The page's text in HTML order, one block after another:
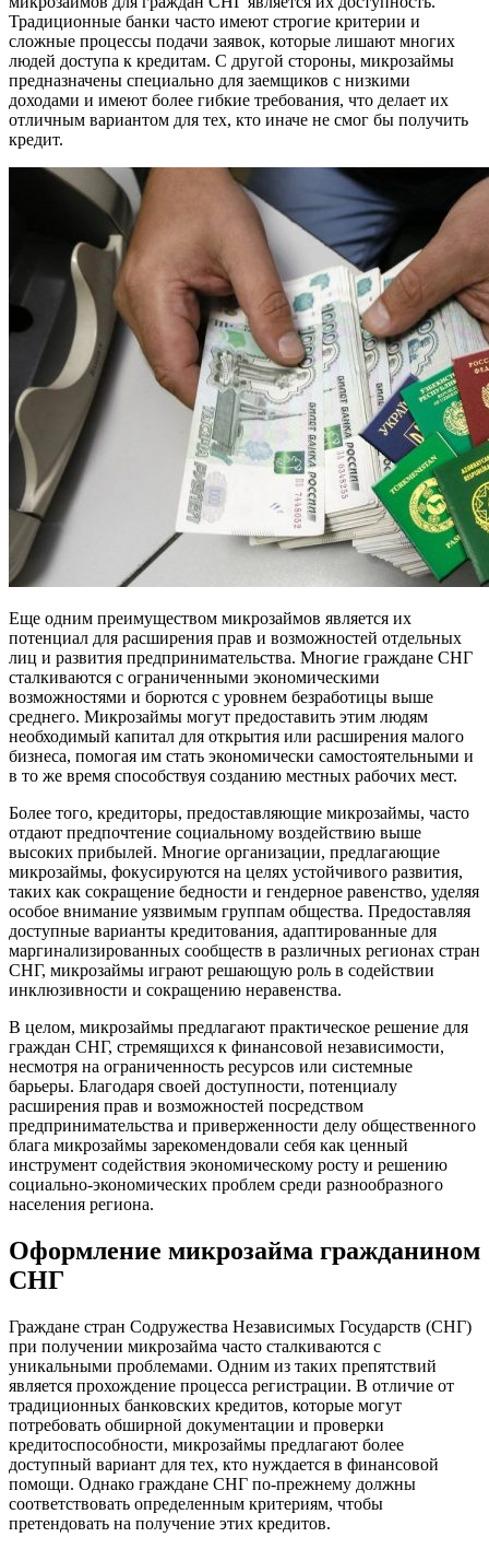
Традиционные банки часто имеют строгие критерии и
сложные процессы подачи заявок, которые лишают многих
людей доступа к кредитам. С другой стороны, микрозаймы
предназначены специально для заемщиков с низкими
доходами и имеют более гибкие требования, что делает их
отличным вариантом для тех, кто иначе не смог бы получить
кредит.
Еще одним преимуществом микрозаймов является их
потенциал для расширения прав и возможностей отдельных
лиц и развития предпринимательства. Многие граждане СНГ
сталкиваются с ограниченными экономическими
возможностями и борются с уровнем безработицы выше
среднего. Микрозаймы могут предоставить этим людям
необходимый капитал для открытия или расширения малого
бизнеса, помогая им стать экономически самостоятельными и
в то же время способствуя созданию местных рабочих мест.
Более того, кредиторы, предоставляющие микрозаймы, часто
отдают предпочтение социальному воздействию выше
высоких прибылей. Многие организации, предлагающие
микрозаймы, фокусируются на целях устойчивого развития,
таких как сокращение бедности и гендерное равенство, уделяя
особое внимание уязвимым группам общества. Предоставляя
доступные варианты кредитования, адаптированные для
маргинализированных сообществ в различных регионах стран
СНГ, микрозаймы играют решающую роль в содействии
инклюзивности и сокращению неравенства.
В целом, микрозаймы предлагают практическое решение для
граждан СНГ, стремящихся к финансовой независимости,
несмотря на ограниченность ресурсов или системные
барьеры. Благодаря своей доступности, потенциалу
расширения прав и возможностей посредством
предпринимательства и приверженности делу общественного
блага микрозаймы зарекомендовали себя как ценный
инструмент содействия экономическому росту и решению
социально-экономических проблем среди разнообразного
населения региона.
Оформление микрозайма гражданином
СНГ
Граждане стран Содружества Независимых Государств (СНГ)
при получении микрозайма часто сталкиваются с
уникальными проблемами. Одним из таких препятствий
является прохождение процесса регистрации. В отличие от
традиционных банковских кредитов, которые могут
потребовать обширной документации и проверки
кредитоспособности, микрозаймы предлагают более
доступный вариант для тех, кто нуждается в финансовой
помощи. Однако граждане СНГ по-прежнему должны
соответствовать определенным критериям, чтобы
претендовать на получение этих кредитов.